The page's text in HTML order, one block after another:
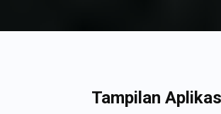
Tampilan